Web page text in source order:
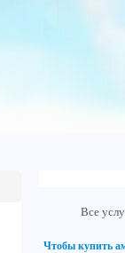
Все
Чтобы купить